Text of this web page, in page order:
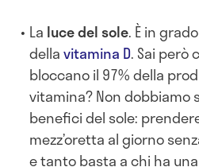
La luce del sole. È in
dellavitamina D. Sai però
bloccano il 97% della
vitamina? Non dobbiamo
benefici del sole:
mezz’oretta al giorno
e tanto basta a chi ha